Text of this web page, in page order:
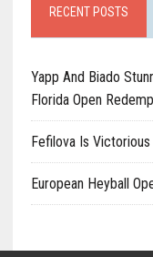
RECENT POSTS
Yapp And Biado
Florida Open
Fefilova Is Victorious
European Heyball